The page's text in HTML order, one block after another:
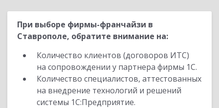
При выборе фирмы-франчайзи в
Ставрополе, обратите внимание на:
Количество клиентов (договоров ИТС)
на сопровождении у партнера фирмы 1С.
Количество специалистов, аттестованных
на внедрение технологий и решений
системы 1С:Предприятие.